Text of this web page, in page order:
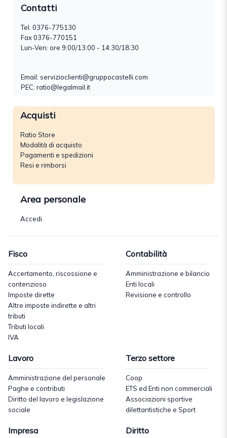
Contatti
Tel. 0376-775130
Fax 0376-770151
Lun-Ven: ore 9:00/13:00 - 14:30/18:30
Email: servizioclienti@gruppocastelli.com
PEC: ratio@legalmail.it
Acquisti
Ratio Store
Modalità di acquisto
Pagamenti e spedizioni
Resi e rimborsi
Area personale
Accedi
Fisco
Accertamento, riscossione e
contenzioso
Imposte dirette
Altre imposte indirette e altri
tributi
Tributi locali
IVA
Contabilità
Amministrazione e bilancio
Enti locali
Revisione e controllo
Lavoro
Amministrazione del personale
Paghe e contributi
Diritto del lavoro e legislazione
sociale
Terzo settore
Coop
ETS ed Enti non commerciali
Associazioni sportive
dilettantistiche e Sport
Impresa Diritto